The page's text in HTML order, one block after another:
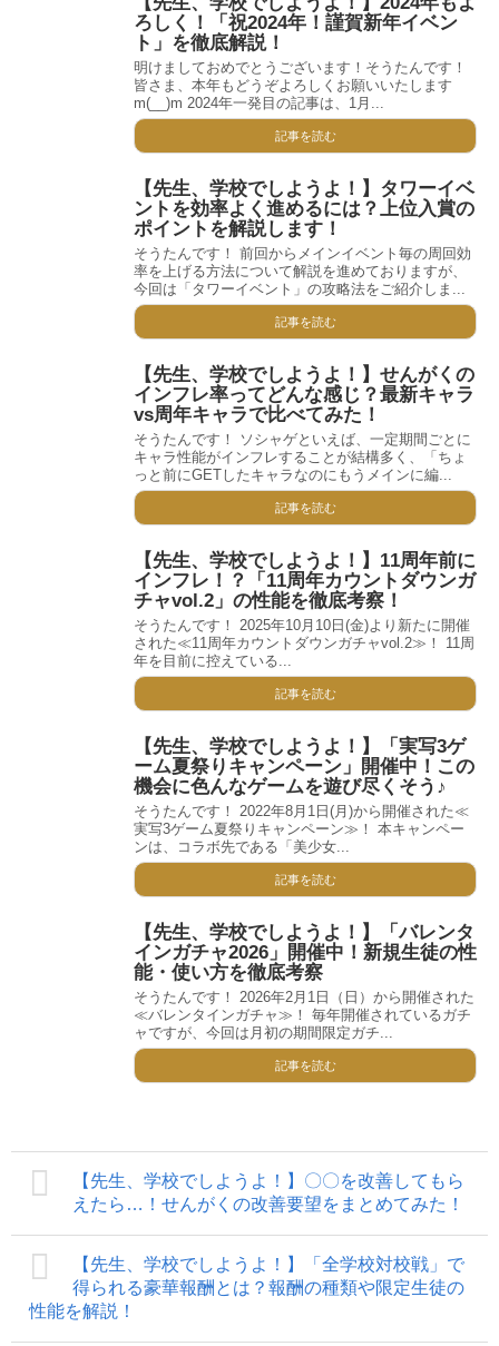
ろしく！「祝2024年！謹賀新年イベン
ト」を徹底解説！
明けましておめでとうございます！そうたんです！
皆さま、本年もどうぞよろしくお願いいたします
m(__)m 2024年一発目の記事は、1月...
記事を読む
【先生、学校でしようよ！】タワーイベ
ントを効率よく進めるには？上位入賞の
ポイントを解説します！
そうたんです！ 前回からメインイベント毎の周回効
率を上げる方法について解説を進めておりますが、
今回は「タワーイベント」の攻略法をご紹介しま...
記事を読む
【先生、学校でしようよ！】せんがくの
インフレ率ってどんな感じ？最新キャラ
vs周年キャラで比べてみた！
そうたんです！ ソシャゲといえば、一定期間ごとに
キャラ性能がインフレすることが結構多く、「ちょ
っと前にGETしたキャラなのにもうメインに編...
記事を読む
【先生、学校でしようよ！】11周年前に
インフレ！？「11周年カウントダウンガ
チャvol.2」の性能を徹底考察！
そうたんです！ 2025年10月10日(金)より新たに開催
された≪11周年カウントダウンガチャvol.2≫！ 11周
年を目前に控えている...
記事を読む
【先生、学校でしようよ！】「実写3ゲ
ーム夏祭りキャンペーン」開催中！この
機会に色んなゲームを遊び尽くそう♪
そうたんです！ 2022年8月1日(月)から開催された≪
実写3ゲーム夏祭りキャンペーン≫！ 本キャンペー
ンは、コラボ先である「美少女...
記事を読む
【先生、学校でしようよ！】「バレンタ
インガチャ2026」開催中！新規生徒の性
能・使い方を徹底考察
そうたんです！ 2026年2月1日（日）から開催された
≪バレンタインガチャ≫！ 毎年開催されているガチ
ャですが、今回は月初の期間限定ガチ...
記事を読む
【先生、学校でしようよ！】〇〇を改善してもら
えたら…！せんがくの改善要望をまとめてみた！
【先生、学校でしようよ！】「全学校対校戦」で
得られる豪華報酬とは？報酬の種類や限定生徒の
性能を解説！